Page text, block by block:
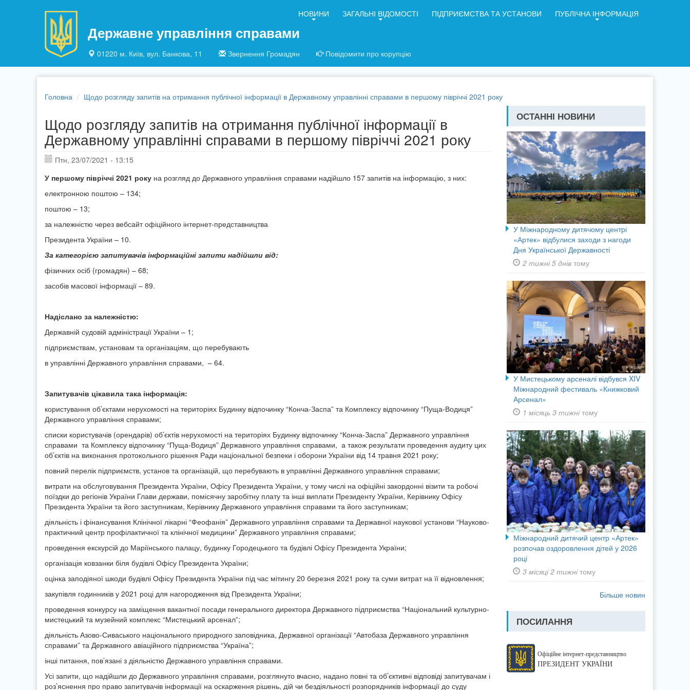
Державне управління справами
01220 м. Київ, вул. Банкова, 11 Звернення Громадян Повідомити про корупцію
НОВИНИ ЗАГАЛЬНІ ВІДОМОСТІ ПІДПРИЄМСТВА ТА УСТАНОВИ ПУБЛІЧНА ІНФОРМАЦІЯ
Головна Щодо розгляду запитів на отримання публічної інформації в Державному управлінні справами в першому півріччі 2021 року
Щодо розгляду запитів на отримання публічної інформації в
Державному управлінні справами в першому півріччі 2021 року
Птн, 23/07/2021 - 13:15
У першому півріччі 2021 року на розгляд до Державного управління справами надійшло 157 запитів на інформацію, з них:
електронною поштою – 134;
поштою – 13;
за належністю через вебсайт офіційного інтернет-представництва
Президента України – 10.
За категорією запитувачів інформаційні запити надійшли від:
фізичних осіб (громадян) – 68;
засобів масової інформації – 89.
Надіслано за належністю:
Державній судовій адміністрації України – 1;
підприємствам, установам та організаціям, що перебувають
в управлінні Державного управління справами, – 64.
Запитувачів цікавила така інформація:
користування об’єктами нерухомості на територіях Будинку відпочинку “Конча-Заспа” та Комплексу відпочинку “Пуща-Водиця”
Державного управління справами;
списки користувачів (орендарів) об’єктів нерухомості на територіях Будинку відпочинку “Конча-Заспа” Державного управління
справами та Комплексу відпочинку “Пуща-Водиця” Державного управління справами, а також результати проведення аудиту цих
об’єктів на виконання протокольного рішення Ради національної безпеки і оборони України від 14 травня 2021 року;
повний перелік підприємств, установ та організацій, що перебувають в управлінні Державного управління справами;
витрати на обслуговування Президента України, Офісу Президента України, у тому числі на офіційні закордонні візити та робочі
поїздки до регіонів України Глави держави, помісячну заробітну плату та інші виплати Президенту України, Керівнику Офісу
Президента України та його заступникам, Керівнику Державного управління справами та його заступникам;
діяльність і фінансування Клінічної лікарні “Феофанія” Державного управління справами та Державної наукової установи “Науково-
практичний центр профілактичної та клінічної медицини” Державного управління справами;
проведення екскурсій до Маріїнського палацу, будинку Городецького та будівлі Офісу Президента України;
організація ковзанки біля будівлі Офісу Президента України;
оцінка заподіяної шкоди будівлі Офісу Президента України під час мітингу 20 березня 2021 року та суми витрат на її відновлення;
закупівля годинників у 2021 році для нагородження від Президента України;
проведення конкурсу на заміщення вакантної посади генерального директора Державного підприємства “Національний культурно-
мистецький та музейний комплекс “Мистецький арсенал”;
діяльність Азово-Сиваського національного природного заповідника, Державної організації “Автобаза Державного управління
справами” та Державного авіаційного підприємства “Україна”;
інші питання, пов’язані з діяльністю Державного управління справами.
Усі запити, що надійшли до Державного управління справами, розглянуто вчасно, надано повні та об’єктивні відповіді запитувачам і
роз’яснення про право запитувачів інформації на оскарження рішень, дій чи бездіяльності розпорядників інформації до суду
ОСТАННІ НОВИНИ
У Міжнародному дитячому центрі
«Артек» відбулися заходи з нагоди
Дня Української Державності
2 тижні 5 днів тому
У Мистецькому арсеналі відбувся XIV
Міжнародний фестиваль «Книжковий
Арсенал»
1 місяць 3 тижнітому
Міжнародний дитячий центр «Артек»
розпочав оздоровлення дітей у 2026
році
3 місяці 2 тижнітому
Більше новин
ПОСИЛАННЯ
Офіційне інтернет-представництво
ПРЕЗИДЕНТ УКРАЇНИ